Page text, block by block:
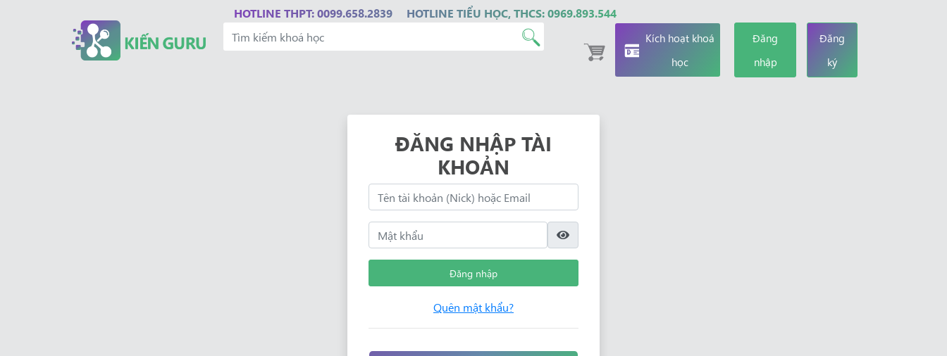
HOTLINE THPT: 0099.658.2839 HOTLINE TIỂU HỌC, THCS: 0969.893.544
Kích hoạt khoá
học
Đăng
nhập
Đăng
ký
ĐĂNG NHẬP TÀI
KHOẢN
Đăng nhập
Quên mật khẩu?